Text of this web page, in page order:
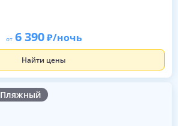
от 6 390 /ночь
Найти цены
Пляжный